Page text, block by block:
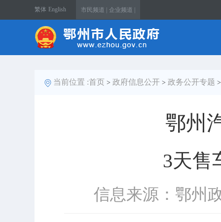
繁体 English 市民频道 | 企业频道 |
当前位置 :首页 > 政府信息公开 > 政务公开专题
鄂州
3天售
信息来源：鄂州